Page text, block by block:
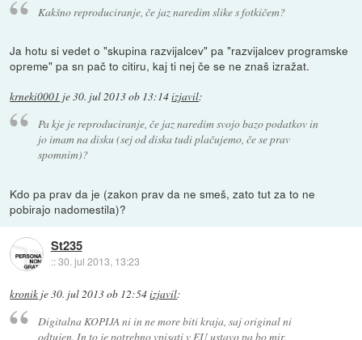
Kakšno reproduciranje, če jaz naredim slike s fotkičem?
Ja hotu si vedet o "skupina razvijalcev" pa "razvijalcev programske
opreme" pa sn pač to citiru, kaj ti nej če se ne znaš izražat.
krneki0001 je30. jul 2013 ob 13:14izjavil:
Pa kje je reproduciranje, če jaz naredim svojo bazo podatkov in
jo imam na disku (sej od diska tudi plačujemo, če se prav
spomnim)?
Kdo pa prav da je (zakon prav da ne smeš, zato tut za to ne
pobirajo nadomestila)?
St235
::30. jul 2013, 13:23
kronik je30. jul 2013 ob 12:54izjavil:
Digitalna KOPIJA ni in ne more biti kraja, saj original ni
odtujen. In to je potrebno vpisati v EU ustavo pa bo mir.